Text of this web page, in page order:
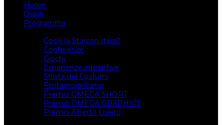
Home
Ospiti
Programma
Cos’è la Starcon Italia?
Conferenze
Giochi
Esperienze interattive
Sfilata dei Costumi
Fantamodellismo
Premio OMEGA SHORT
Premio OMEGA GRAPHICS
Premio Alberto Lisiero